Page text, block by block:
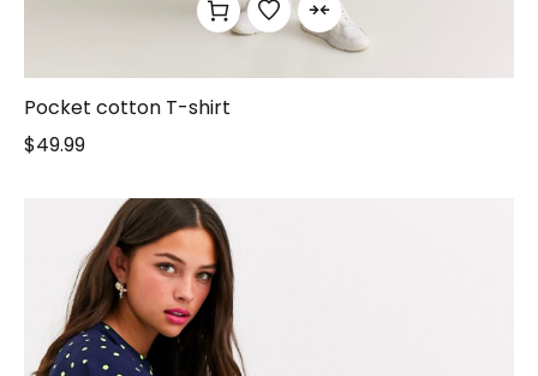
Pocket cotton T-shirt
$49.99